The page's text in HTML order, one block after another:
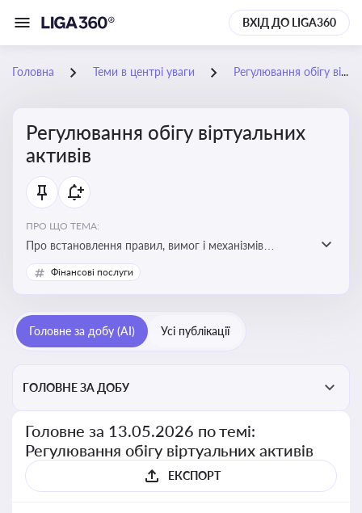
ВХІД ДО LIGA360
Головна Теми в центрі уваги Регулювання обігу віртуальних активів
Регулювання обігу віртуальних
активів
ПРО ЩО ТЕМА:
Про встановлення правил, вимог і механізмів
контролю за використанням, обігом та
оподаткуванням віртуальних активів, таких як
Фінансові послуги
Головне за добу (AI) Усі публікації
ГОЛОВНЕ ЗА ДОБУ
Головне за 13.05.2026 по темі:
Регулювання обігу віртуальних активів
ЕКСПОРТ